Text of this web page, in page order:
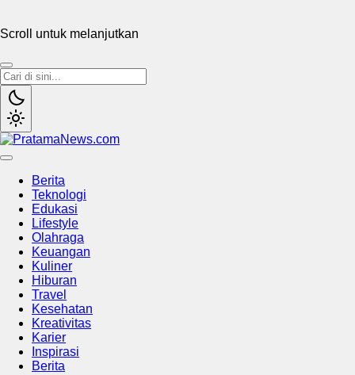
Scroll untuk melanjutkan
Berita
Teknologi
Edukasi
Lifestyle
Olahraga
Keuangan
Kuliner
Hiburan
Travel
Kesehatan
Kreativitas
Karier
Inspirasi
Berita